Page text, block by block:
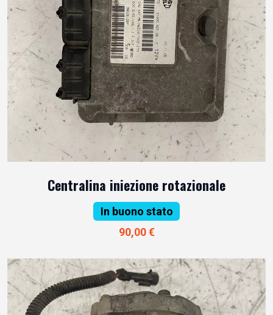
Centralina iniezione rotazionale
In buono stato
90,00 €